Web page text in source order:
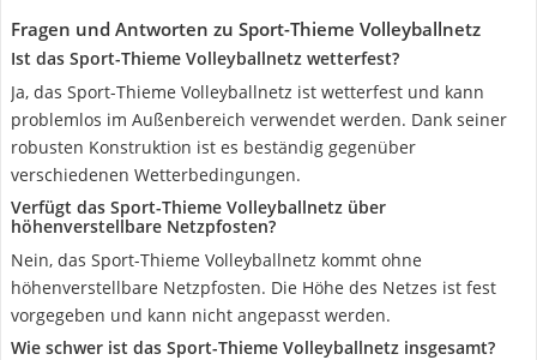
Fragen und Antworten zu Sport-Thieme Volleyballnetz
Ist das Sport-Thieme Volleyballnetz wetterfest?
Ja, das Sport-Thieme Volleyballnetz ist wetterfest und kann
problemlos im Außenbereich verwendet werden. Dank seiner
robusten Konstruktion ist es beständig gegenüber
verschiedenen Wetterbedingungen.
Verfügt das Sport-Thieme Volleyballnetz über
höhenverstellbare Netzpfosten?
Nein, das Sport-Thieme Volleyballnetz kommt ohne
höhenverstellbare Netzpfosten. Die Höhe des Netzes ist fest
vorgegeben und kann nicht angepasst werden.
Wie schwer ist das Sport-Thieme Volleyballnetz insgesamt?